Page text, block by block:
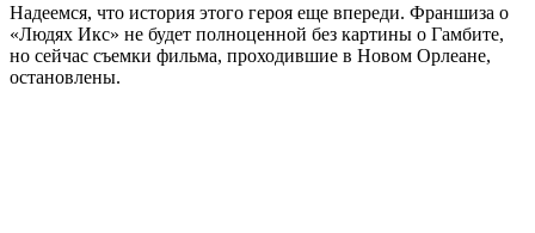
Надеемся, что история этого героя еще впереди. Франшиза о
«Людях Икс» не будет полноценной без картины о Гамбите,
но сейчас съемки фильма, проходившие в Новом Орлеане,
остановлены.